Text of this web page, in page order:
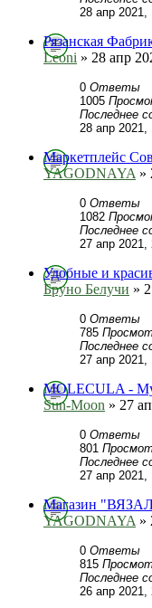
28 апр 2021,
Рязанская
Leoni » 28 апр
0 Ответы
1005
Последнее
28 апр 2021,
Маркетплейс
YAGODNAYA »
0 Ответы
1082
Последнее
27 апр 2021,
Удобные и
Бруно Белучи »
0 Ответы
785
Последнее
27 апр 2021,
MOLECULA -
Sun-Moon » 27
0 Ответы
801
Последнее
27 апр 2021,
Магазин
YAGODNAYA »
0 Ответы
815
Последнее
26 апр 2021,